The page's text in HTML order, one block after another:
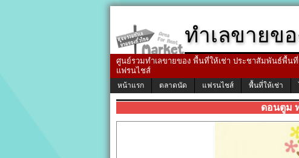
ทำเลขายข
ศูนย์รวมทำเลขายของ พื้นที่ให้เช่า ประชาสัมพันธ์พื้น
แฟรนไชส์
หน้าแรก ตลาดนัด แฟรนไชส์ พื้นที่ให้เช่า
ดอนตูม